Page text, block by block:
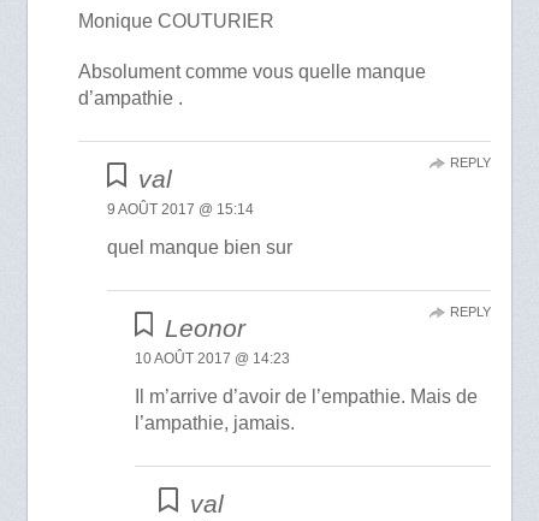
Monique COUTURIER
Absolument comme vous quelle manque
d’ampathie .
val
9 AOÛT 2017 @ 15:14
quel manque bien sur
REPLY
Leonor
10 AOÛT 2017 @ 14:23
Il m’arrive d’avoir de l’empathie. Mais de
l’ampathie, jamais.
REPLY
val